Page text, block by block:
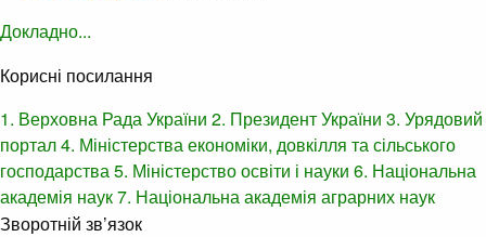
Докладно...
Корисні посилання
1. Верховна Рада України 2. Президент України 3. Урядовий
портал4. Міністерства економіки, довкілля та сільського
господарства 5. Міністерство освіти і науки 6. Національна
академія наук7. Національна академія аграрних наук
Зворотній зв’язок